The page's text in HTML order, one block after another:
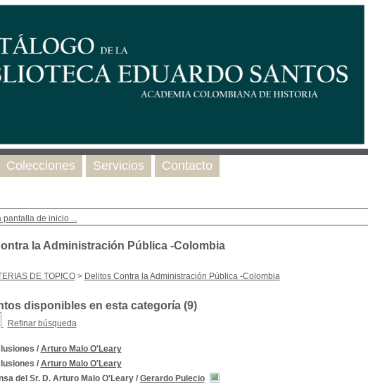
pantalla de inicio ...
la Administración Pública -Colombia
DE TOPICO> Delitos Contra la Administración Pública -Colombia
disponibles en esta categoría (9)
Refinar búsqueda
/ Arturo Malo O'Leary
/ Arturo Malo O'Leary
del Sr. D. Arturo Malo O'Leary/ Gerardo Pulecio
Colecciones Servicios Contacto